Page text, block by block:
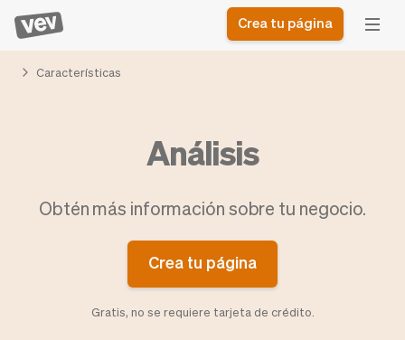
Software de entregas
Software servicios de
CRM para PYMES
Sistema de pedidos
Sistema de reservas
programación de
clases
Agenda de citas
Historias
Ayuda
Impuestos
Negocio
Software
Vev
Crea tu página
Características
Análisis
Obtén más información sobre tu negocio.
Crea tu página
Gratis, no se requiere tarjeta de crédito.